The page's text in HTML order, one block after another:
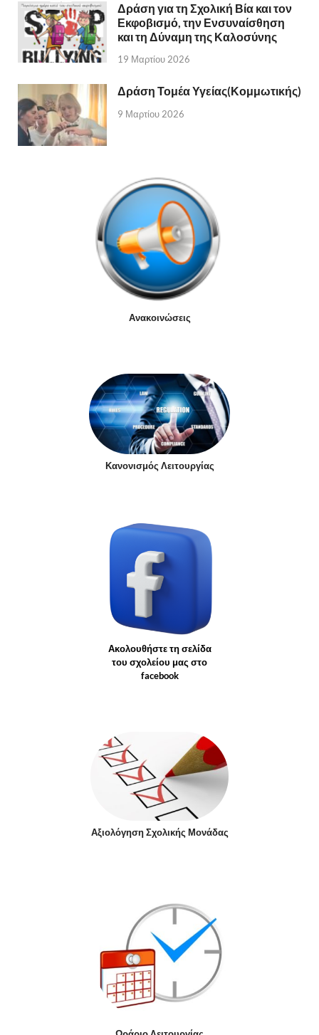
Δράση για τη Σχολική Βία και τον
Εκφοβισμό, την Ενσυναίσθηση
και τη Δύναμη της Καλοσύνης
19 Μαρτίου 2026
Δράση Τομέα Υγείας(Κομμωτικής)
9 Μαρτίου 2026
Ανακοινώσεις
Κανονισμός Λειτουργίας
Ακολουθήστε τη σελίδα
του σχολείου μας στο
facebook
Αξιολόγηση Σχολικής Μονάδας